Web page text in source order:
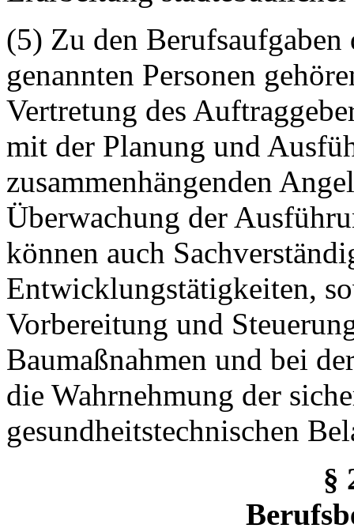
(5) Zu den
genannten Personen
Vertretung des
mit der Planung und
zusammenhängenden
Überwachung der
können auch
Entwicklungstätigkeiten,
Vorbereitung und
Baumaßnahmen und bei
die Wahrnehmung der
gesundheitstechnischen
§